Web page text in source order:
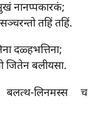
नानप्पकारकं;
तहिं तहिं.
दळ्हभत्तिना;
जितेन बलीयसा.
लिनमस्स च